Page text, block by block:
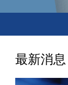
最新消息